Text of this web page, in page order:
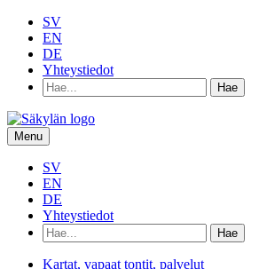
SV
EN
DE
Yhteystiedot
Hae
hakusanalla:
Menu
SV
EN
DE
Yhteystiedot
Hae
hakusanalla:
Kartat, vapaat tontit, palvelut